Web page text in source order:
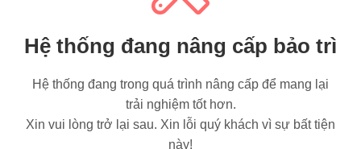
Hệ thống đang nâng cấp bảo trì
Hệ thống đang trong quá trình nâng cấp để mang lại
trải nghiệm tốt hơn.
Xin vui lòng trở lại sau. Xin lỗi quý khách vì sự bất tiện
này!